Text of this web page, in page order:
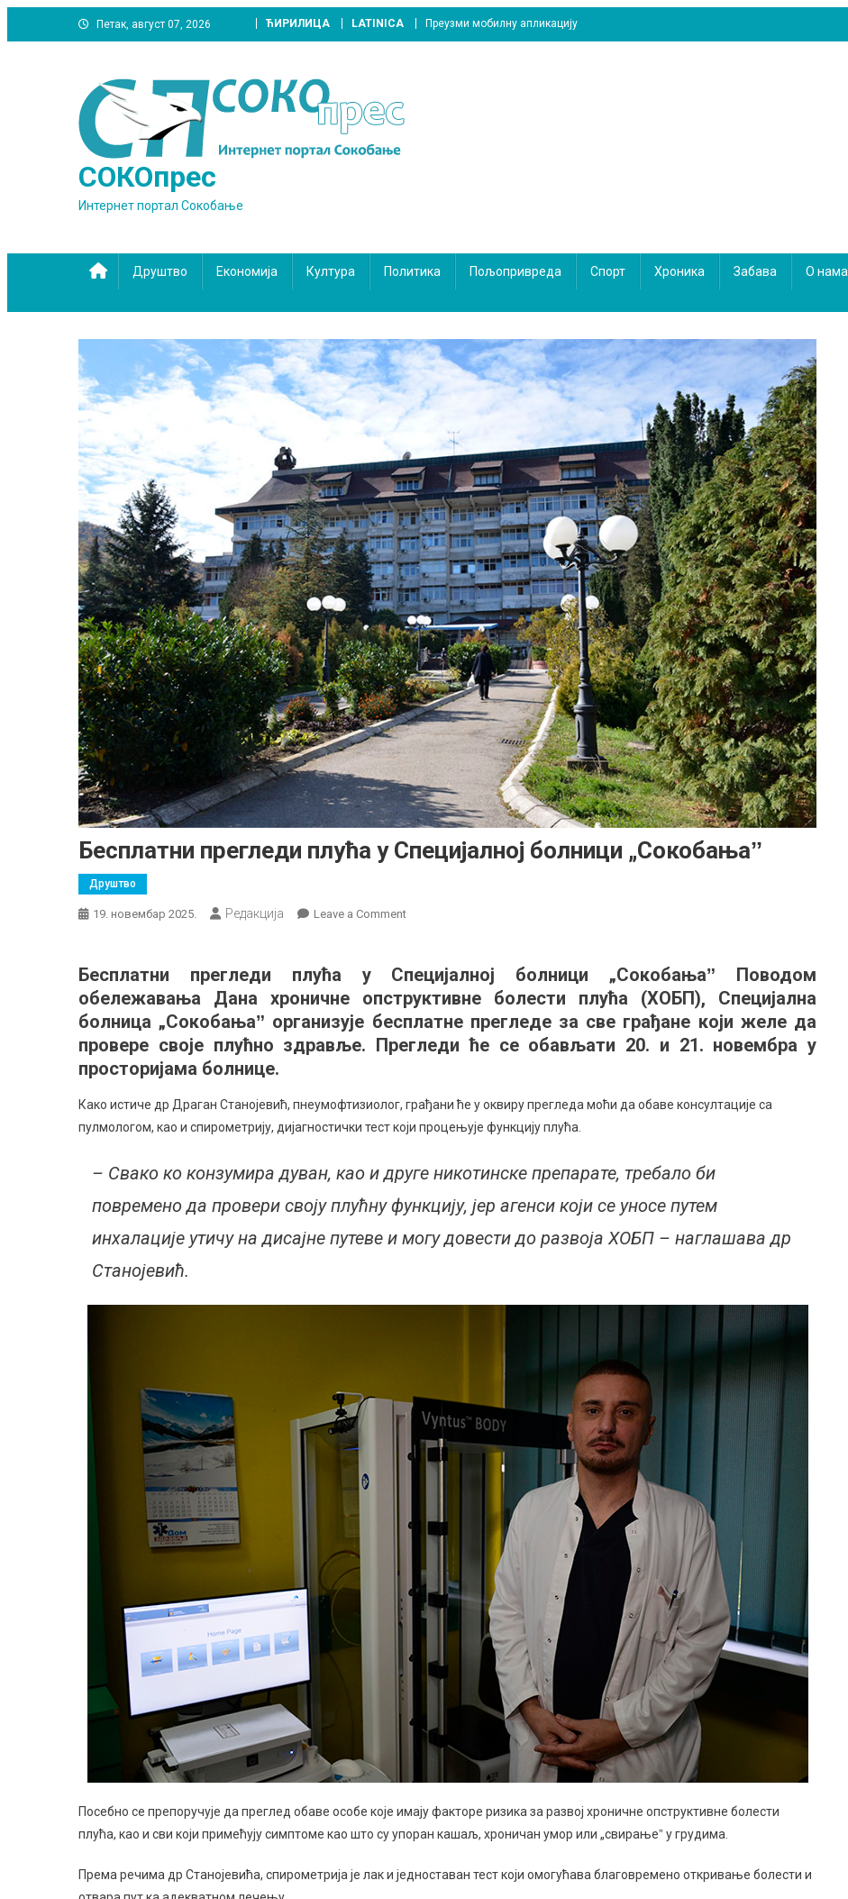
to
Петак, август 07, 2026 ЋИРИЛИЦА LATINICA Преузми мобилну апликацију
СОКОпрес
Интернет портал Сокобање
Друштво Економија Култура Политика Пољопривреда Спорт Хроника Забава О нама
Бесплатни прегледи плућа у Специјалној болници „Сокобањаˮ
Друштво
19. новембар 2025. Редакција Leave a Commenton
плућа
у
Специјалној
„Сокобањаˮ
Бесплатни прегледи плућа у Специјалној болници „Сокобањаˮ Поводом
обележавања Дана хроничне опструктивне болести плућа (ХОБП), Специјална
болница „Сокобањаˮ организује бесплатне прегледе за све грађане који желе да
провере своје плућно здравље. Прегледи ће се обављати 20. и 21. новембра у
просторијама болнице.
Како истиче др Драган Станојевић, пнеумофтизиолог, грађани ће у оквиру прегледа моћи да обаве консултације са
пулмологом, као и спирометрију, дијагностички тест који процењује функцију плућа.
– Свако ко конзумира дуван, као и друге никотинске препарате, требало би
повремено да провери своју плућну функцију, јер агенси који се уносе путем
инхалације утичу на дисајне путеве и могу довести до развоја ХОБП – наглашава др
Станојевић.
Посебно се препоручује да преглед обаве особе које имају факторе ризика за развој хроничне опструктивне болести
плућа, као и сви који примећују симптоме као што су упоран кашаљ, хроничан умор или „свирањеˮ у грудима.
Према речима др Станојевића, спирометрија је лак и једноставан тест који омогућава благовремено откривање болести и